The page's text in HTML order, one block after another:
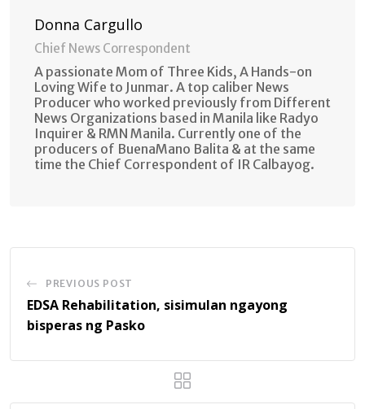
Donna Cargullo
Chief News Correspondent
A passionate Mom of Three Kids, A Hands-on
Loving Wife to Junmar. A top caliber News
Producer who worked previously from Different
News Organizations based in Manila like Radyo
Inquirer & RMN Manila. Currently one of the
producers of BuenaMano Balita & at the same
time the Chief Correspondent of IR Calbayog.
PREVIOUS POST
EDSA Rehabilitation, sisimulan ngayong
bisperas ng Pasko